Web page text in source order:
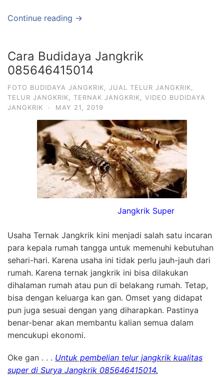
Continue reading →
Cara Budidaya Jangkrik
085646415014
FOTO BUDIDAYA JANGKRIK JUAL TELUR JANGKRIK
TELUR JANGKRIK
TERNAK JANGKRIK
VIDEO BUDIDAYA
JANGKRIK
· MAY 21, 2019
Jangkrik Super
Usaha Ternak Jangkrik kini menjadi salah satu incaran
para kepala rumah tangga untuk memenuhi kebutuhan
sehari-hari. Karena usaha ini tidak perlu jauh-jauh dari
rumah. Karena ternak jangkrik ini bisa dilakukan
dihalaman rumah atau pun di belakang rumah. Tetap,
bisa dengan keluarga kan gan. Omset yang didapat
pun juga sesuai dengan yang diharapkan. Pastinya
benar-benar akan membantu kalian semua dalam
mencukupi ekonomi.
Oke gan . . . Untuk pembelian telur jangkrik kualitas
super di Surya Jangkrik 085646415014.